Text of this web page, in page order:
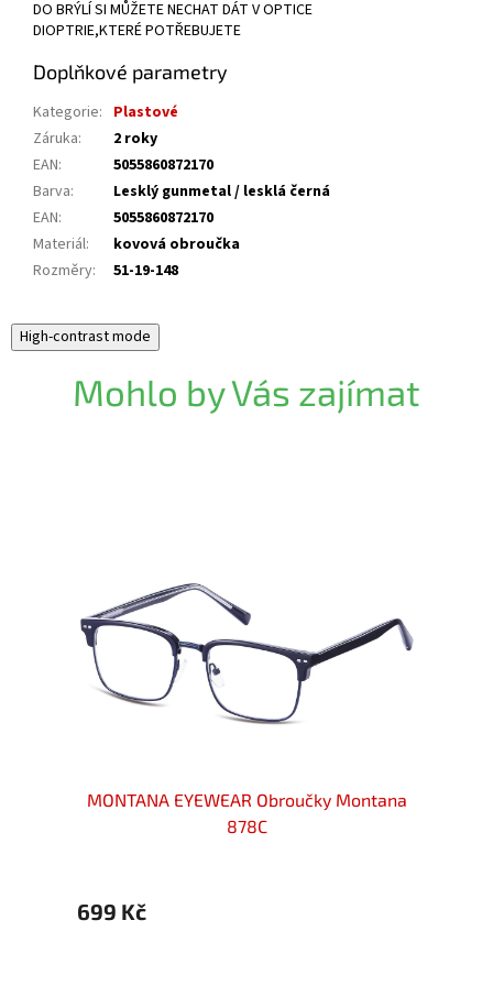
DO BRÝLÍ SI MŮŽETE NECHAT DÁT V OPTICE
DIOPTRIE,KTERÉ POTŘEBUJETE
Doplňkové parametry
Kategorie: Plastové
Záruka:
2 roky
EAN:
5055860872170
Barva:
Lesklý gunmetal / lesklá černá
EAN:
5055860872170
Materiál:
kovová obroučka
Rozměry: 51-19-148
High-contrast mode
Mohlo by Vás zajímat
MONTANA EYEWEAR Obroučky Montana
878C
699 Kč